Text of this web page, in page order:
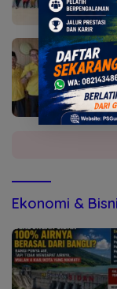
Ekonomi &